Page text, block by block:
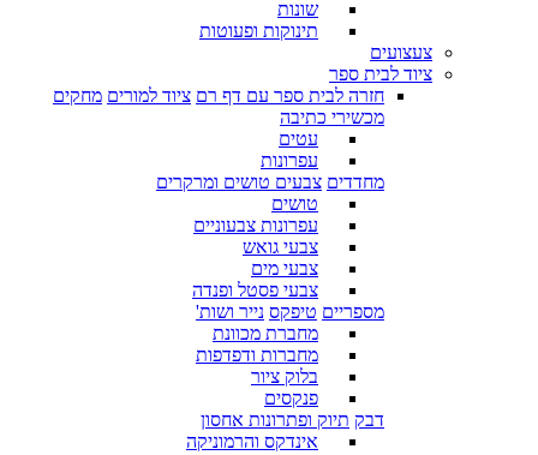
שונות
תינוקות ופעוטות
צעצועים
ציוד לבית ספר
חזרה לבית ספר עם דף רם ציוד למורים מחקים
מכשירי כתיבה
עטים
עפרונות
מחדדים צבעים טושים ומרקרים
טושים
עפרונות צבעוניים
צבעי גואש
צבעי מים
צבעי פסטל ופנדה
מספריים טיפקס נייר ושות'
מחברת מכוונת
מחברות ודפדפות
בלוק ציור
פנקסים
דבק תיוק ופתרונות אחסון
אינדקס והרמוניקה